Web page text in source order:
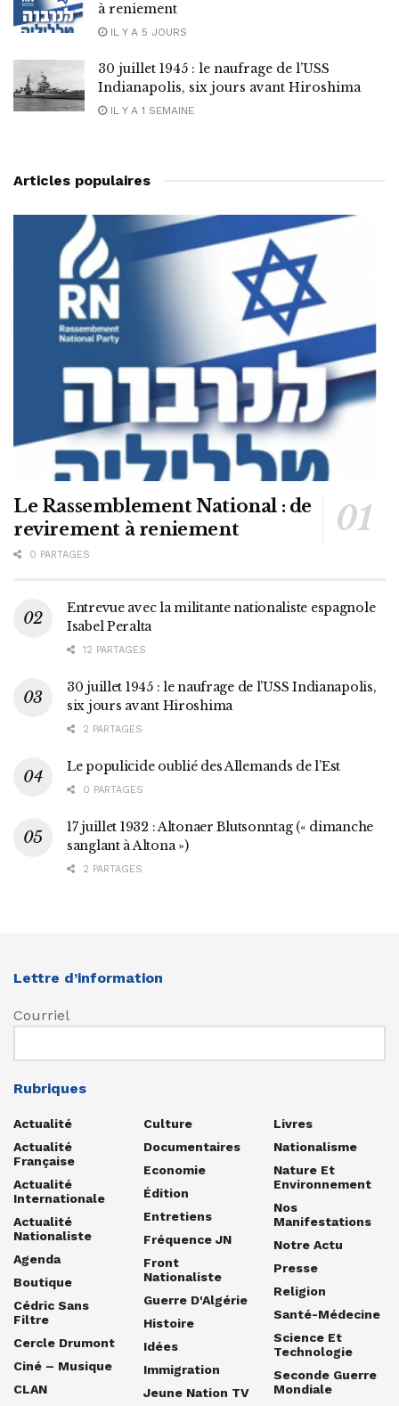
à reniement
IL Y A 5 JOURS
30 juillet 1945 : le naufrage de l’USS
Indianapolis, six jours avant Hiroshima
IL Y A 1 SEMAINE
Articles populaires
Le Rassemblement National : de
revirement à reniement
0 PARTAGES
Entrevue avec la militante nationaliste espagnole
Isabel Peralta
12 PARTAGES
30 juillet 1945 : le naufrage de l’USS Indianapolis,
six jours avant Hiroshima
2 PARTAGES
Le populicide oublié des Allemands de l’Est
0 PARTAGES
17 juillet 1932 : Altonaer Blutsonntag (« dimanche
sanglant à Altona »)
2 PARTAGES
Lettre d’information
Courriel
Rubriques
Actualité
Actualité
Française
Actualité
Internationale
Actualité
Nationaliste
Agenda
Boutique
Cédric Sans
Filtre
Cercle Drumont
Ciné – Musique
CLAN
Culture
Documentaires
Economie
Édition
Entretiens
Fréquence JN
Front
Nationaliste
Guerre D'Algérie
Histoire
Idées
Immigration
Jeune Nation TV
Livres
Nationalisme
Nature Et
Environnement
Nos
Manifestations
Notre Actu
Presse
Religion
Santé-Médecine
Science Et
Technologie
Seconde Guerre
Mondiale